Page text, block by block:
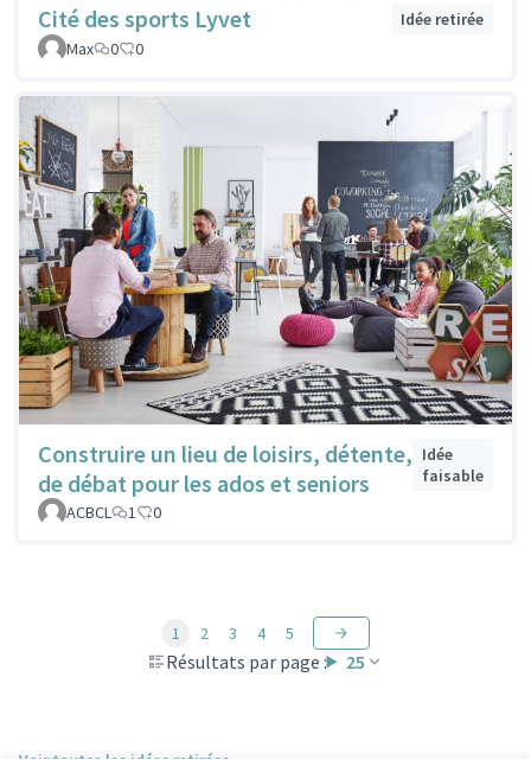
Cité des sports Lyvet
Idée retirée
Max
0 0
Construire un lieu de loisirs, détente,
de débat pour les ados et seniors
Idée
faisable
ACBCL
1 0
Résultats par page : 25
1 2 3 4 5